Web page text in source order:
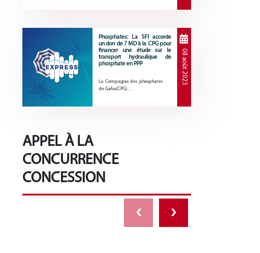
Phosphates: La SFI accorde
un don de 7 MD à la CPG pour
financer une étude sur le
transport hydraulique de
phosphate en PPP
La Compagnie des phosphates
de Gafsa(CPG)…
08 août 2023
APPEL À LA
CONCURRENCE
CONCESSION
‹ ›